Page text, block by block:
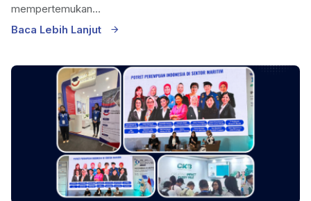
mempertemukan...
Baca Lebih Lanjut